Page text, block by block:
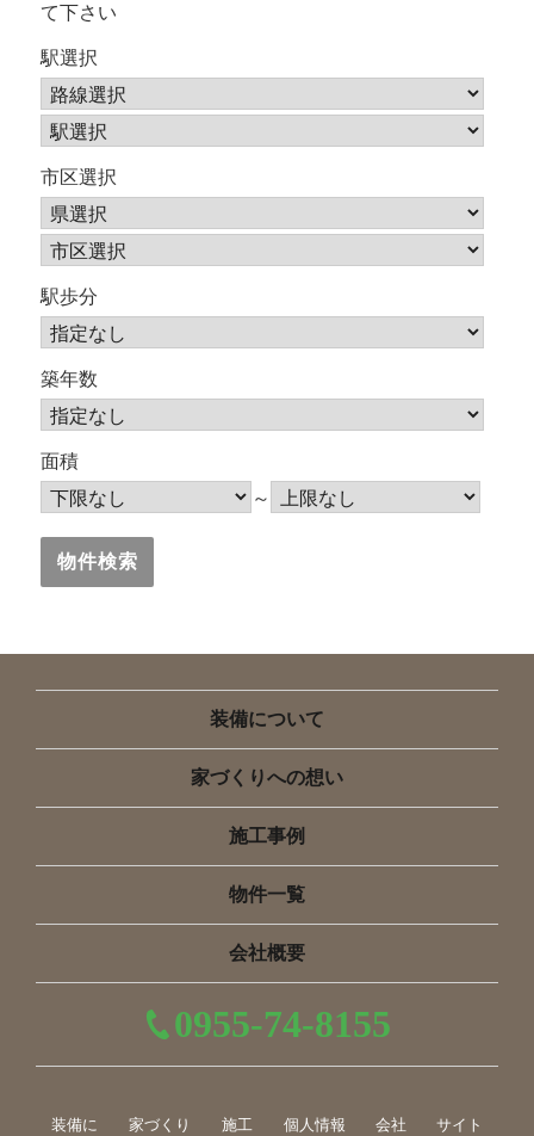
ン
て下さい
駅選択
市区選択
駅歩分
築年数
面積
～
装備について
家づくりへの想い
施工事例
物件一覧
会社概要
0955-74-8155
装備に 家づくり 施工 個人情報 会社 サイト